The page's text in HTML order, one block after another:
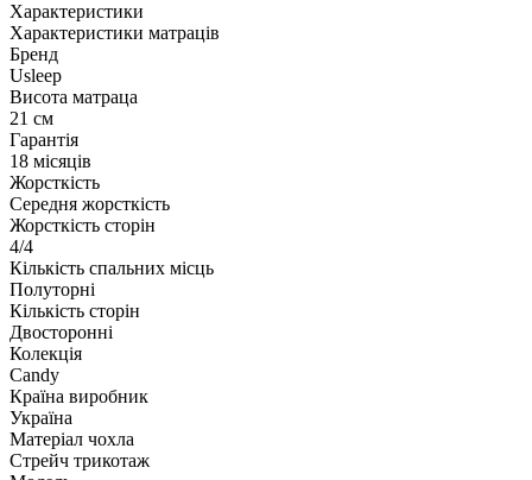
Характеристики
Характеристики матраців
Бренд
Usleep
Висота матраца
21 см
Гарантія
18 місяців
Жорсткість
Середня жорсткість
Жорсткість сторін
4/4
Кількість спальних місць
Полуторні
Кількість сторін
Двосторонні
Колекція
Candy
Країна виробник
Україна
Матеріал чохла
Стрейч трикотаж